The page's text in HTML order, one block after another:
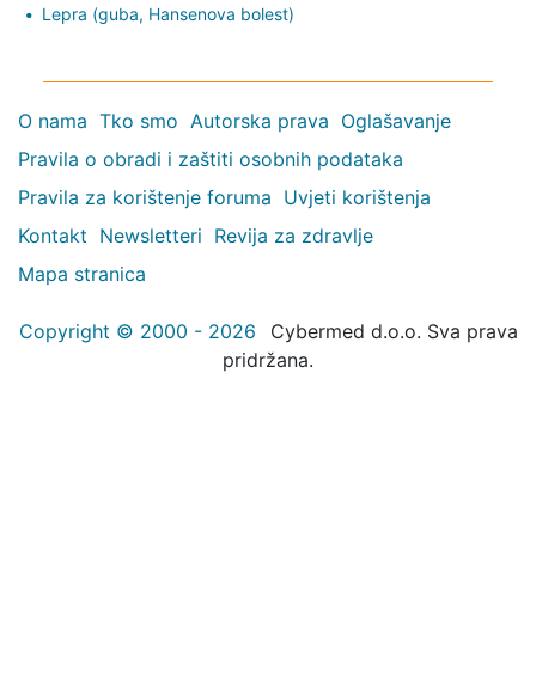
Lepra (guba, Hansenova bolest)
O nama Tko smo Autorska prava Oglašavanje
Pravila o obradi i zaštiti osobnih podataka
Pravila za korištenje foruma Uvjeti korištenja
Kontakt Newsletteri Revija za zdravlje
Mapa stranica
Copyright © 2000 - 2026
Cybermed d.o.o. Sva prava
pridržana.